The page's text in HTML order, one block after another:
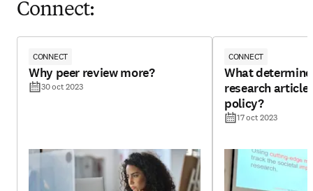
Connect:
CONNECT
Why peer review more?
30 oct 2023
CONNECT
What
research article
policy?
17 oct 2023